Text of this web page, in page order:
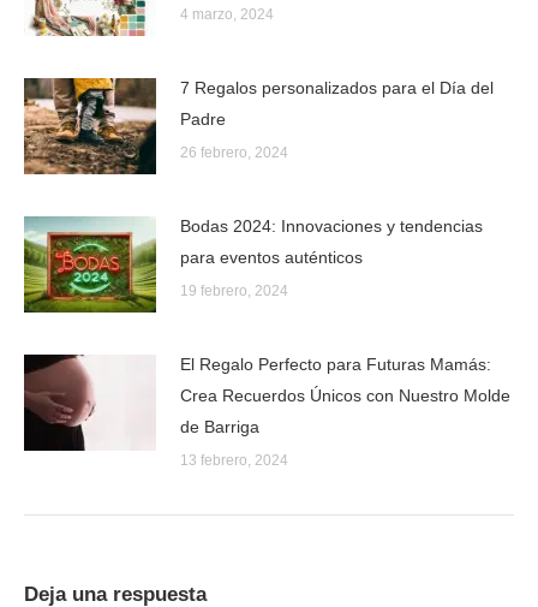
4 marzo, 2024
7 Regalos personalizados para el Día del
Padre
26 febrero, 2024
Bodas 2024: Innovaciones y tendencias
para eventos auténticos
19 febrero, 2024
El Regalo Perfecto para Futuras Mamás:
Crea Recuerdos Únicos con Nuestro Molde
de Barriga
13 febrero, 2024
Deja una respuesta